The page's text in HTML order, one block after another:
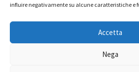
influire negativamente su alcune caratteristiche e
Accetta
Nega
2022@ All Rights Reserved | Tutti i contenuti